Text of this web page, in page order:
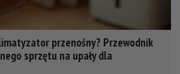
przenośny? Przewodnik
sprzętu na upały dla